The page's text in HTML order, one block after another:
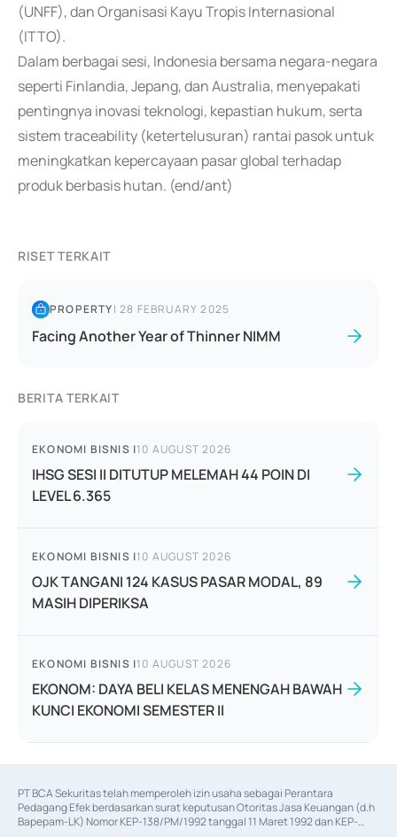
(UNFF), dan Organisasi Kayu Tropis Internasional
(ITTO).
Dalam berbagai sesi, Indonesia bersama negara-negara
seperti Finlandia, Jepang, dan Australia, menyepakati
pentingnya inovasi teknologi, kepastian hukum, serta
sistem traceability (ketertelusuran) rantai pasok untuk
meningkatkan kepercayaan pasar global terhadap
produk berbasis hutan. (end/ant)
RISET TERKAIT
PROPERTY|28 FEBRUARY 2025
Facing Another Year of Thinner NIMM
BERITA TERKAIT
EKONOMI BISNIS |10 AUGUST 2026
IHSG SESI II DITUTUP MELEMAH 44 POIN DI
LEVEL 6.365
EKONOMI BISNIS |10 AUGUST 2026
OJK TANGANI 124 KASUS PASAR MODAL, 89
MASIH DIPERIKSA
EKONOMI BISNIS |10 AUGUST 2026
EKONOM: DAYA BELI KELAS MENENGAH BAWAH
KUNCI EKONOMI SEMESTER II
PT BCA Sekuritas telah memperoleh izin usaha sebagai Perantara
Pedagang Efek berdasarkan surat keputusan Otoritas Jasa Keuangan (d.h
Bapepam-LK) Nomor KEP-138/PM/1992 tanggal 11 Maret 1992 dan KEP-